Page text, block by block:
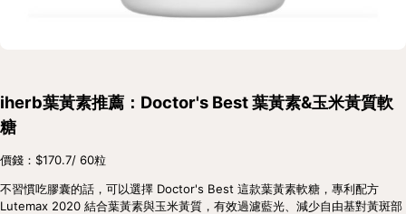
iherb葉黃素推薦：Doctor's Best 葉黃素&玉米黃質軟
糖
價錢：$170.7/ 60粒
不習慣吃膠囊的話，可以選擇 Doctor's Best 這款葉黃素軟糖，專利配方
Lutemax 2020 結合葉黃素與玉米黃質，有效過濾藍光、減少自由基對黃斑部